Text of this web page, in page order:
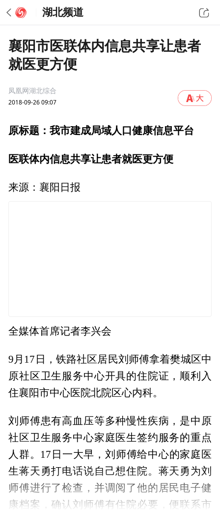
湖北频道
襄阳市医联体内信息共享让患者
就医更方便
凤凰网湖北综合
2018-09-26 09:07
原标题：我市建成局域人口健康信息平台
医联体内信息共享让患者就医更方便
来源：襄阳日报
全媒体首席记者李兴会
9月17日，铁路社区居民刘师傅拿着樊城区中
原社区卫生服务中心开具的住院证，顺利入
住襄阳市中心医院北院区心内科。
刘师傅患有高血压等多种慢性疾病，是中原
社区卫生服务中心家庭医生签约服务的重点
人群。17日一大早，刘师傅给中心的家庭医
生蒋天勇打电话说自己想住院。蒋天勇为刘
师傅进行了检查，并调阅了他的居民电子健
康档案，确认刘师傅有住院必要，便联系市